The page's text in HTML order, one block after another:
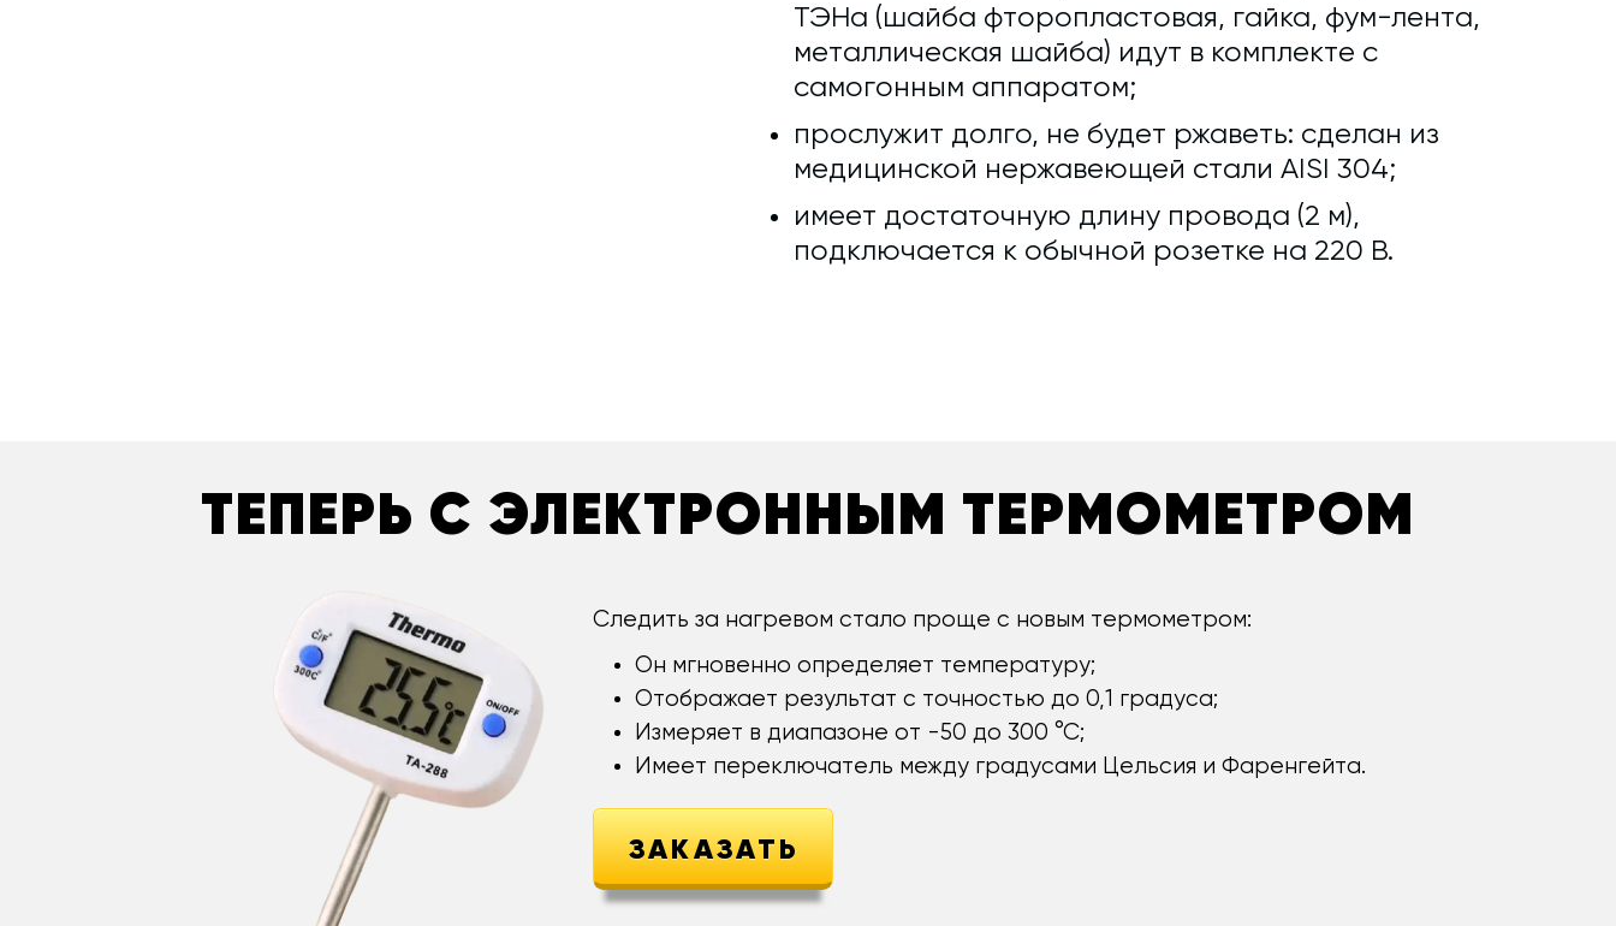
ТЭНа (шайба фторопластовая, гайка, фум-лента,
металлическая шайба) идут в комплекте с
самогонным аппаратом;
прослужит долго, не будет ржаветь: сделан из
медицинской нержавеющей стали AISI 304;
имеет достаточную длину провода (2 м),
подключается к обычной розетке на 220 В.
ТЕПЕРЬ С ЭЛЕКТРОННЫМ ТЕРМОМЕТРОМ
Следить за нагревом стало проще с новым термометром:
Он мгновенно определяет температуру;
Отображает результат с точностью до 0,1 градуса;
Измеряет в диапазоне от -50 до 300 °С;
Имеет переключатель между градусами Цельсия и Фаренгейта.
ЗАКАЗАТЬ